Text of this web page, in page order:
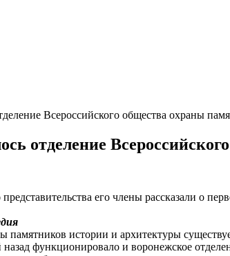
Всероссийского общества охраны
отделение
его члены рассказали о
памятников истории и архитектуры
назад функционировало и воронежское